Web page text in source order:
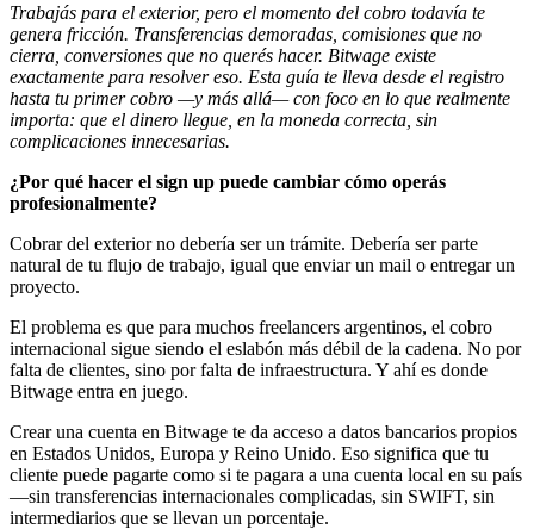
Trabajás para el exterior, pero el momento del cobro todavía te
genera fricción. Transferencias demoradas, comisiones que no
cierra, conversiones que no querés hacer. Bitwage existe
exactamente para resolver eso. Esta guía te lleva desde el registro
hasta tu primer cobro —y más allá— con foco en lo que realmente
importa: que el dinero llegue, en la moneda correcta, sin
complicaciones innecesarias.
¿Por qué hacer el sign up puede cambiar cómo operás
profesionalmente?
Cobrar del exterior no debería ser un trámite. Debería ser parte
natural de tu flujo de trabajo, igual que enviar un mail o entregar un
proyecto.
El problema es que para muchos freelancers argentinos, el cobro
internacional sigue siendo el eslabón más débil de la cadena. No por
falta de clientes, sino por falta de infraestructura. Y ahí es donde
Bitwage entra en juego.
Crear una cuenta en Bitwage te da acceso a datos bancarios propios
en Estados Unidos, Europa y Reino Unido. Eso significa que tu
cliente puede pagarte como si te pagara a una cuenta local en su país
—sin transferencias internacionales complicadas, sin SWIFT, sin
intermediarios que se llevan un porcentaje.